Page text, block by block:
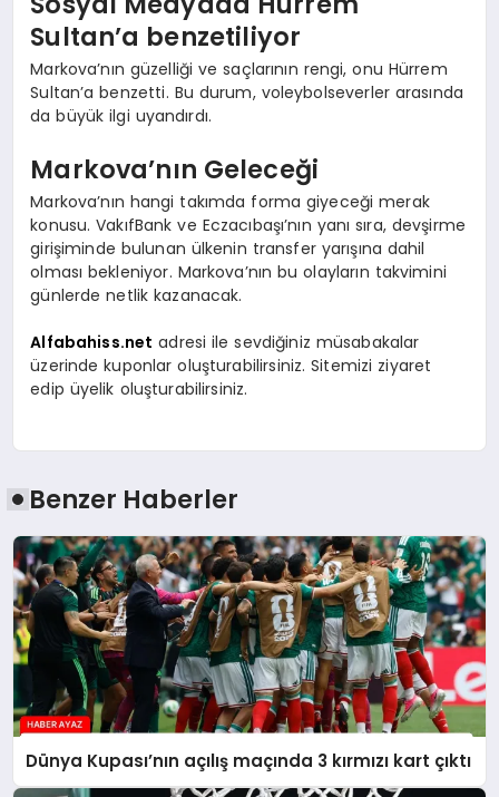
Sultan’a benzetiliyor
Markova’nın güzelliği ve saçlarının rengi, onu Hürrem
Sultan’a benzetti. Bu durum, voleybolseverler arasında
da büyük ilgi uyandırdı.
Markova’nın Geleceği
Markova’nın hangi takımda forma giyeceği merak
konusu. VakıfBank ve Eczacıbaşı’nın yanı sıra, devşirme
girişiminde bulunan ülkenin transfer yarışına dahil
olması bekleniyor. Markova’nın bu olayların takvimini
günlerde netlik kazanacak.
Alfabahiss.net adresi ile sevdiğiniz müsabakalar
üzerinde kuponlar oluşturabilirsiniz. Sitemizi ziyaret
edip üyelik oluşturabilirsiniz.
Benzer Haberler
Dünya Kupası’nın açılış maçında 3 kırmızı kart çıktı